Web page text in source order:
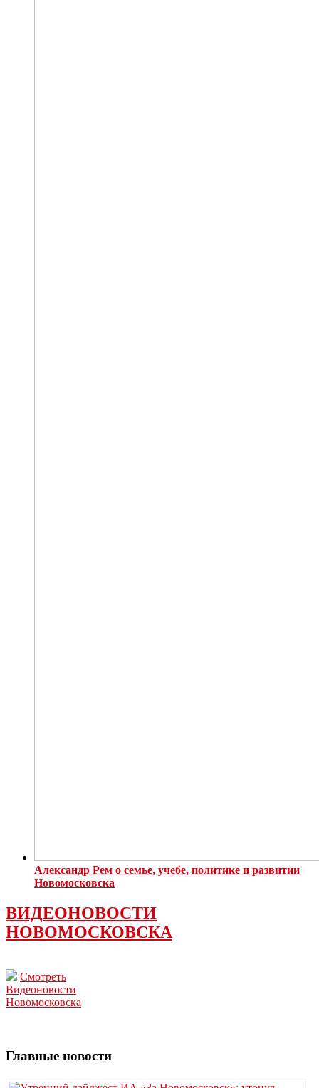
Александр Рем о семье, учебе, политике и развитии
Новомосковска
ВИДЕОНОВОСТИ
НОВОМОСКОВСКА
Смотреть
Видеоновости
Новомосковска
Главные новости